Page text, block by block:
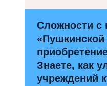
Сложности с
Знаете, как
учреждений